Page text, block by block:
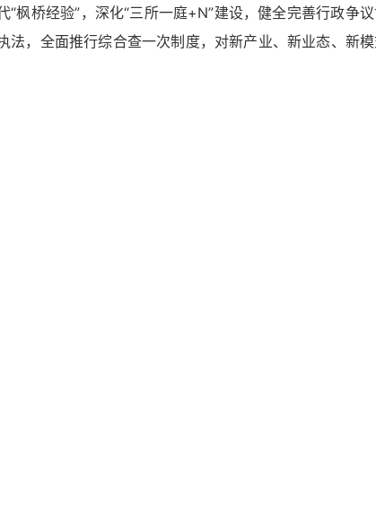
“枫桥经验”，深化“三所一庭+N”建设，健全完善行政争
，全面推行综合查一次制度，对新产业、新业态、新